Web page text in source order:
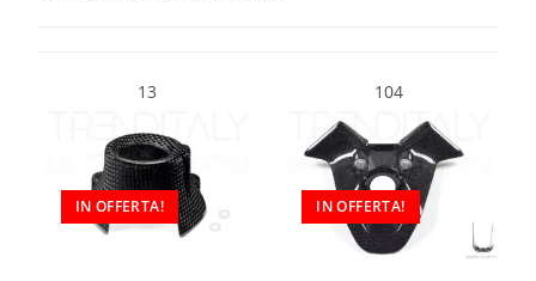
13
IN OFFERTA!
104
IN OFFERTA!